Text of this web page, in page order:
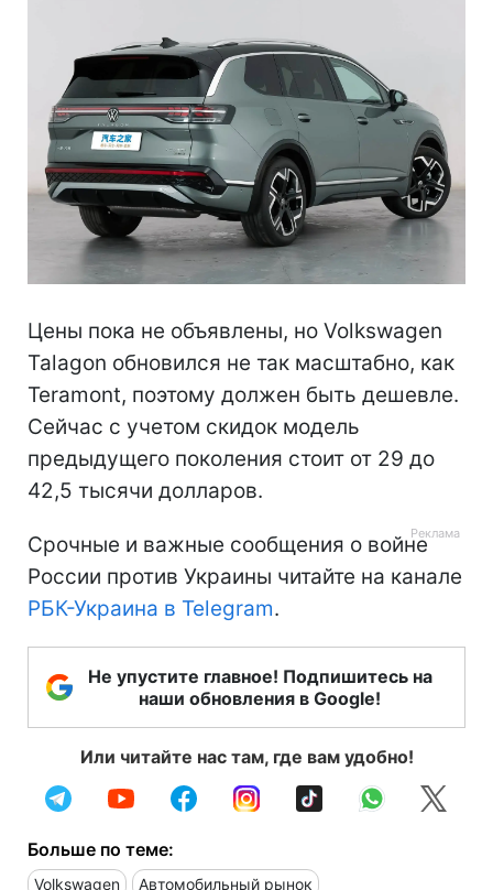
Цены пока не объявлены, но Volkswagen
Talagon обновился не так масштабно, как
Teramont, поэтому должен быть дешевле.
Сейчас с учетом скидок модель
предыдущего поколения стоит от 29 до
42,5 тысячи долларов.
Срочные и важные сообщения о войне
России против Украины читайте на канале
РБК-Украина в Telegram.
Не упустите главное! Подпишитесь на
наши обновления в Google!
Или читайте нас там, где вам удобно!
Больше по теме:
Volkswagen Автомобильный рынок